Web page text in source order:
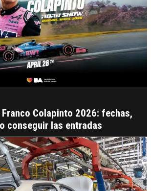
Franco Colapinto 2026: fechas,
conseguir las entradas